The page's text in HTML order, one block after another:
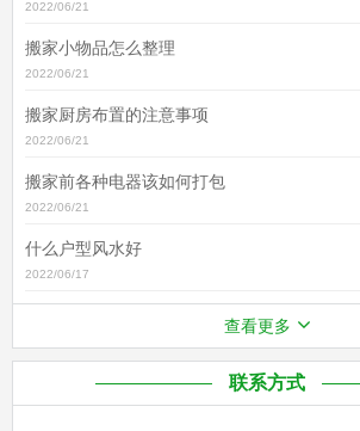
2022/06/21
搬家小物品怎么整理
2022/06/21
搬家厨房布置的注意事项
2022/06/21
搬家前各种电器该如何打包
2022/06/21
什么户型风水好
2022/06/17
查看更多
联系方式